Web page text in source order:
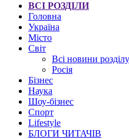
ВСІ РОЗДІЛИ
Головна
Україна
Місто
Світ
Всі новини розділу
Росія
Бізнес
Наука
Шоу-бізнес
Спорт
Lifestyle
БЛОГИ ЧИТАЧІВ